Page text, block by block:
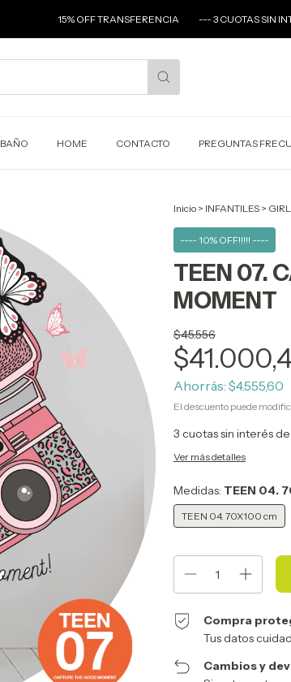
15% OFF TRANSFERENCIA --- 3 CUOTAS SIN INTERES ---
BAÑO HOME CONTACTO PREGUNTAS
Inicio > INFANTILES > GIRL
---- 10% OFF!!!!! ----
TEEN 07.
MOMENT
$45.556
Ahorrás: $4.555,60
El descuento puede
3 cuotas sin interés de
Ver más detalles
Medidas: TEEN 04.
TEEN 04. 70X100 cm
Compra
Tus datos
Cambios y